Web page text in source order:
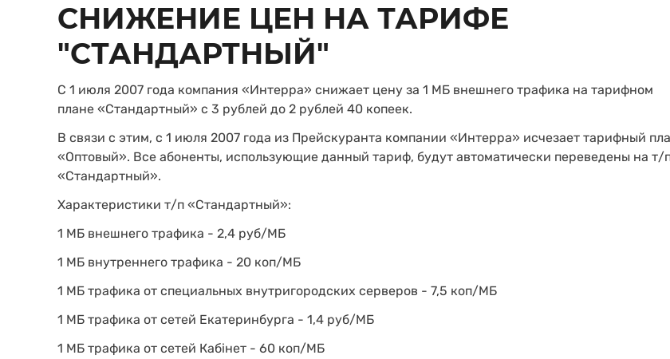
СНИЖЕНИЕ ЦЕН НА ТАРИФЕ
"СТАНДАРТНЫЙ"
С 1 июля 2007 года компания «Интерра» снижает цену за 1 МБ внешнего трафика на тарифном
плане «Стандартный» с 3 рублей до 2 рублей 40 копеек.
В связи с этим, с 1 июля 2007 года из Прейскуранта компании «Интерра» исчезает тарифный
«Оптовый». Все абоненты, использующие данный тариф, будут автоматически переведены на т/
«Стандартный».
Характеристики т/п «Стандартный»:
1 МБ внешнего трафика - 2,4 руб/МБ
1 МБ внутреннего трафика - 20 коп/МБ
1 МБ трафика от специальных внутригородских серверов - 7,5 коп/МБ
1 МБ трафика от сетей Екатеринбурга - 1,4 руб/МБ
1 МБ трафика от сетей Кабiнет - 60 коп/МБ